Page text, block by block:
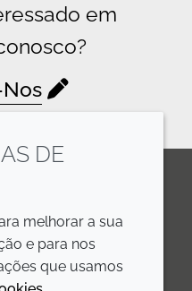
em
Line
DE
melhorar a sua
e para nos
que usamos